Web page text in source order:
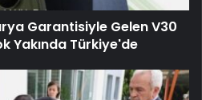
Garantisiyle Gelen V30
Yakında Türkiye'de